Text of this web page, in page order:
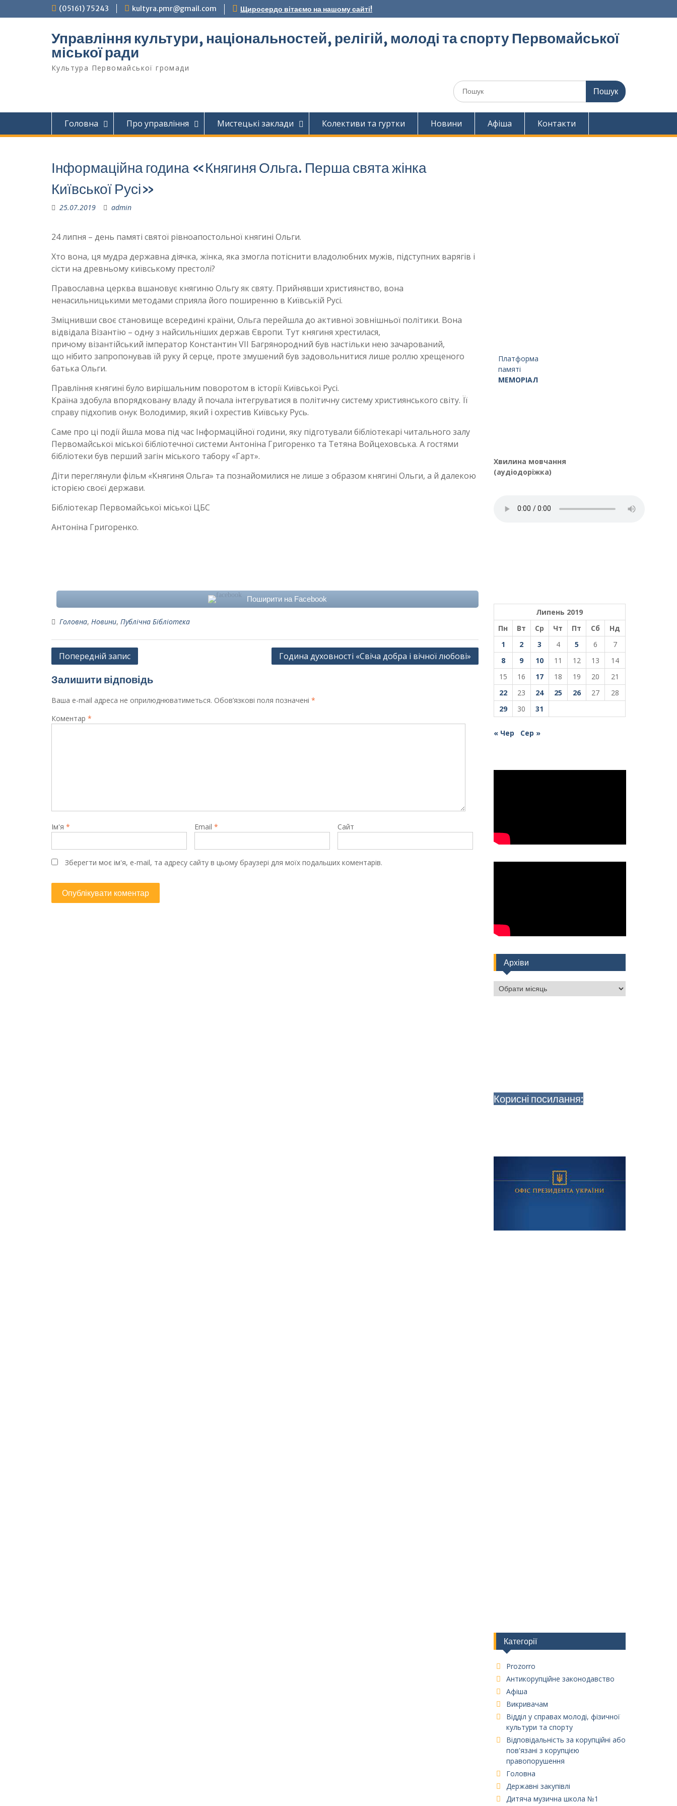
до
(05161) 75243 kultyra.pmr@gmail.com Щиросердо вітаємо на нашому сайті!
Управління культури, національностей, релігій, молоді та спорту Первомайської
міської ради
Культура Первомайcької громади
Шукати:
Головна Про управління Мистецькі заклади Колективи та гуртки Новини Афіша Контакти
Інформаційна година «Княгиня Ольга. Перша свята жінка
Київської Русі»
25.07.2019 admin
24 липня – день памяті святої рівноапостольної княгині Ольги.
Хто вона, ця мудра державна діячка, жінка, яка змогла потіснити владолюбних мужів, підступних варягів і
сісти на древньому київському престолі?
Православна церква вшановує княгиню Ольгу як святу. Прийнявши християнство, вона
ненасильницькими методами сприяла його поширенню в Київській Русі.
Зміцнивши своє становище всередині країни, Ольга перейшла до активної зовнішньої політики. Вона
відвідала Візантію – одну з найсильніших держав Європи. Тут княгиня хрестилася,
причому візантійський імператор Константин VII Багрянородний був настільки нею зачарований,
що нібито запропонував їй руку й серце, проте змушений був задовольнитися лише роллю хрещеного
батька Ольги.
Правління княгині було вирішальним поворотом в історії Київської Русі.
Країна здобула впорядковану владу й почала інтегруватися в політичну систему християнського світу. Її
справу підхопив онук Володимир, який і охрестив Київську Русь.
Саме про ці події йшла мова під час Інформаційної години, яку підготували бібліотекарі читального залу
Первомайської міської бібліотечної системи Антоніна Григоренко та Тетяна Войцеховська. А гостями
бібліотеки був перший загін міського табору «Гарт».
Діти переглянули фільм «Княгиня Ольга» та познайомилися не лише з образом княгині Ольги, а й далекою
історією своєї держави.
Бібліотекар Первомайської міської ЦБС
Антоніна Григоренко.
Поширити на Facebook
Головна, Новини, Публічна Бібліотека
Навігація
Попередній запис Година духовності «Свіча добра і вічної любові»
Залишити відповідь
Ваша e-mail адреса не оприлюднюватиметься. Обов’язкові поля позначені *
Коментар *
Ім'я * Email * Сайт
Зберегти моє ім'я, e-mail, та адресу сайту в цьому браузері для моїх подальших коментарів.
Платформа
памяті
МЕМОРІАЛ
Хвилина мовчання
(аудіодоріжка)
Липень 2019
Пн
Вт Ср Чт Пт Сб
Нд
1
2 3 4 5 6
7
8
9 10 11 12 13
14
15
16 17 18 19 20
21
22
23 24 25 26 27
28
29
30 31
« Чер Сер »
Архіви
Архіви
Корисні посилання:
Категорії
Prozorro
Антикорупційне законодавство
Афіша
Викривачам
Відділ у справах молоді, фізичної
культури та спорту
Відповідальність за корупційні або
пов'язані з корупцією
правопорушення
Головна
Державні закупівлі
Дитяча музична школа №1